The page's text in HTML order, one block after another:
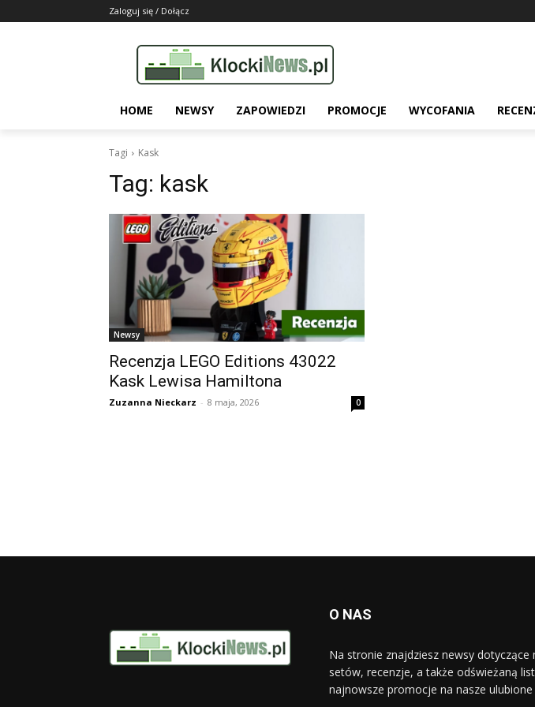
Zaloguj się / Dołącz
HOME NEWSY ZAPOWIEDZI PROMOCJE WYCOFANIA
Tagi Kask
Tag: kask
Newsy
Recenzja LEGO Editions 43022
Kask Lewisa Hamiltona
Zuzanna Nieckarz - 8 maja, 2026 0
O NAS
Na stronie znajdziesz newsy dotyczące
setów, recenzje, a także odświeżaną
najnowsze promocje na nasze ulubione